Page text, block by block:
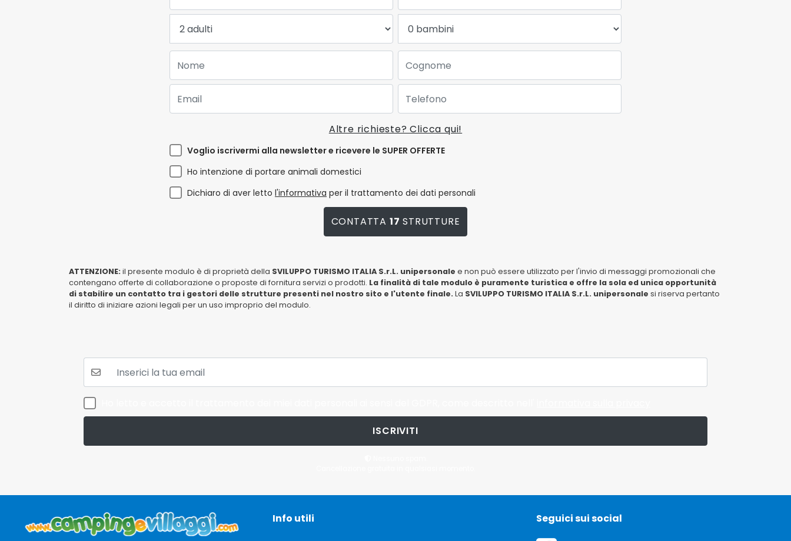
Altre richieste? Clicca qui!
Voglio iscrivermi alla newsletter e ricevere le SUPER OFFERTE
Ho intenzione di portare animali domestici
Dichiaro di aver letto l'informativa per il trattamento dei dati personali
CONTATTA 17 STRUTTURE
ATTENZIONE: il presente modulo è di proprietà della SVILUPPO TURISMO ITALIA S.r.L. unipersonale e non può essere utilizzato per l'invio di messaggi promozionali che
contengano offerte di collaborazione o proposte di fornitura servizi o prodotti. La finalità di tale modulo è puramente turistica e offre la sola ed unica opportunità
di stabilire un contatto tra i gestori delle strutture presenti nel nostro sito e l'utente finale. La SVILUPPO TURISMO ITALIA S.r.L. unipersonale si riserva pertanto
il diritto di iniziare azioni legali per un uso improprio del modulo.
ISCRIVITI
Info utili Seguici sui social